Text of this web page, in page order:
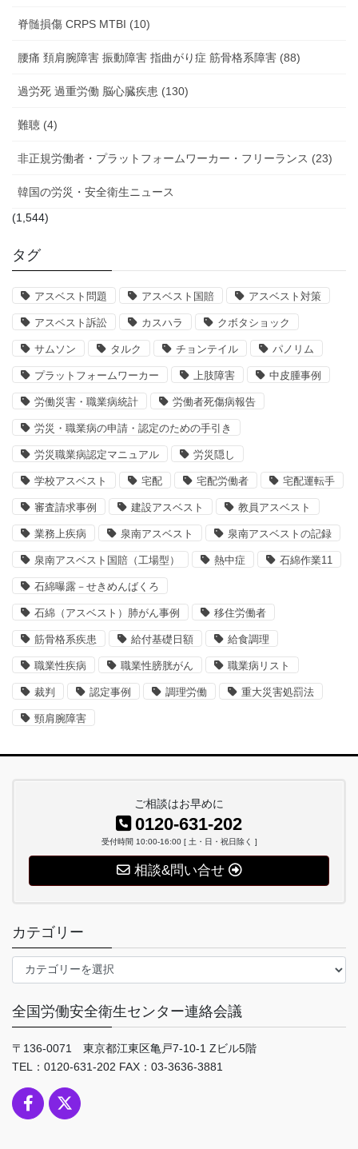
脊髄損傷 CRPS MTBI (10)
腰痛 頚肩腕障害 振動障害 指曲がり症 筋骨格系障害 (88)
過労死 過重労働 脳心臓疾患 (130)
難聴 (4)
非正規労働者・プラットフォームワーカー・フリーランス (23)
韓国の労災・安全衛生ニュース
(1,544)
タグ
アスベスト問題 アスベスト国賠 アスベスト対策
アスベスト訴訟 カスハラ クボタショック
サムソン タルク チョンテイル パノリム
プラットフォームワーカー 上肢障害 中皮腫事例
労働災害・職業病統計 労働者死傷病報告
労災・職業病の申請・認定のための手引き
労災職業病認定マニュアル 労災隠し
学校アスベスト 宅配 宅配労働者 宅配運転手
審査請求事例 建設アスベスト 教員アスベスト
業務上疾病 泉南アスベスト 泉南アスベストの記録
泉南アスベスト国賠（工場型） 熱中症 石綿作業11
石綿曝露－せきめんばくろ
石綿（アスベスト）肺がん事例 移住労働者
筋骨格系疾患 給付基礎日額 給食調理
職業性疾病 職業性膀胱がん 職業病リスト
裁判 認定事例 調理労働 重大災害処罰法
頸肩腕障害
ご相談はお早めに
0120-631-202
受付時間 10:00-16:00 [ 土・日・祝日除く ]
相談&問い合せ
カテゴリー
テ
リ
ー
全国労働安全衛生センター連絡会議
〒136-0071 東京都江東区亀戸7-10-1 Zビル5階
TEL：0120-631-202 FAX：03-3636-3881